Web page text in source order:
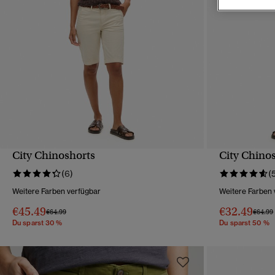
City Chinoshorts
(6)
Weitere Farben verfügbar
€45.49Preis wurde reduziert von
€64.99bis
Du sparst 30 %
City
Weitere Farben
€32.49Preis
€64.99
Du sparst 50 %